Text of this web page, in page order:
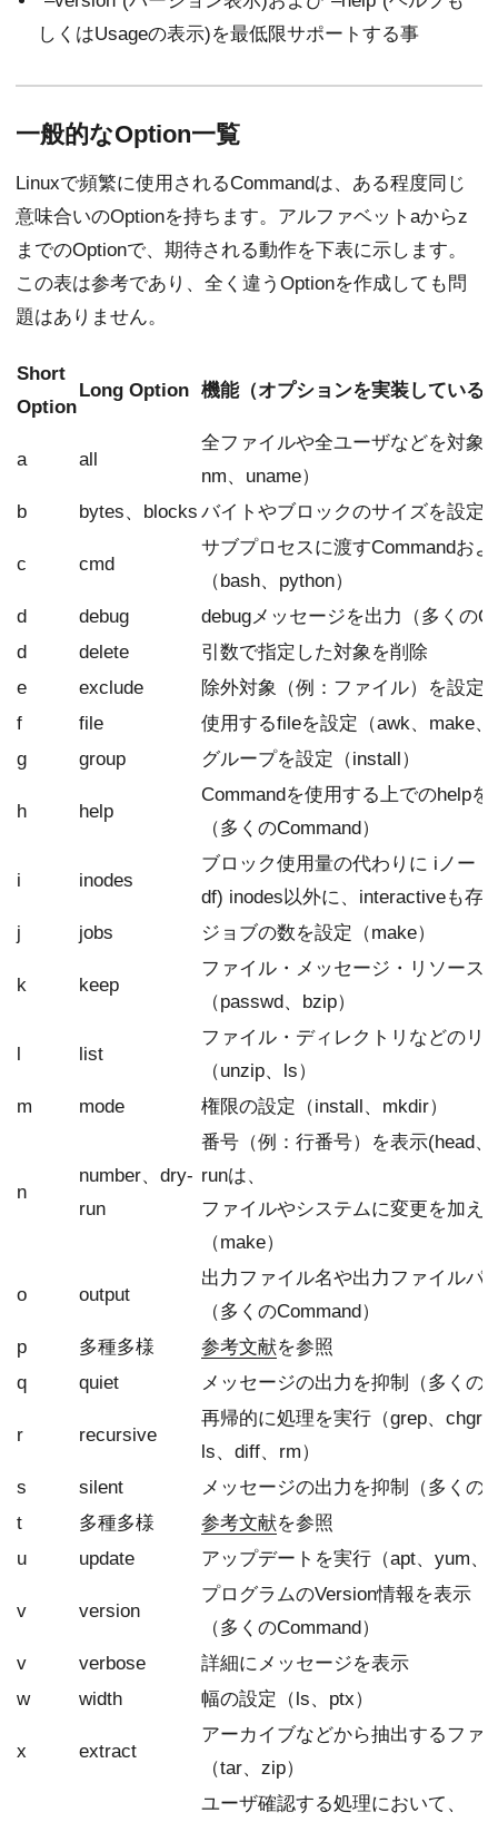
しくはUsageの表示)を最低限サポートする事
一般的なOption一覧
Linuxで頻繁に使用されるCommandは、ある程度同じ
意味合いのOptionを持ちます。アルファベットaからz
までのOptionで、期待される動作を下表に示します。
この表は参考であり、全く違うOptionを作成しても問
題はありません。
Short
Option
Long Option 機能（オプションを実装している
a all
全ファイルや全ユーザなどを対象
nm、uname）
b
bytes、blocks バイトやブロックのサイズを設定
c cmd
サブプロセスに渡すCommandお
（bash、python）
d
debug
debugメッセージを出力（多くの
d
delete
引数で指定した対象を削除
e
exclude
除外対象（例：ファイル）を設定
f
file
使用するfileを設定（awk、make
g
group グループを設定（install）
h help
Commandを使用する上でのhelpを
（多くのCommand）
i inodes
ブロック使用量の代わりに iノー
df) inodes以外に、interactiveも存
j
jobs ジョブの数を設定（make）
k keep
ファイル・メッセージ・リソース
（passwd、bzip）
list
ファイル・ディレクトリなどのリ
（unzip、ls）
m
mode 権限の設定（install、mkdir）
n
number、dry-
run
番号（例：行番号）を表示(head
runは、
ファイルやシステムに変更を加え
（make）
o output
出力ファイル名や出力ファイルパ
（多くのCommand）
p
多種多様 参考文献を参照
q
quiet メッセージの出力を抑制（多くの
r recursive
再帰的に処理を実行（grep、
ls、diff、rm）
s
silent
メッセージの出力を抑制（多くの
t
多種多様 参考文献を参照
u
update アップデートを実行（apt、yum、
v version
プログラムのVersion情報を表示
（多くのCommand）
v
verbose
詳細にメッセージを表示
w
width 幅の設定（ls、ptx）
x extract
アーカイブなどから抽出するファ
（tar、zip）
ユーザ確認する処理において、